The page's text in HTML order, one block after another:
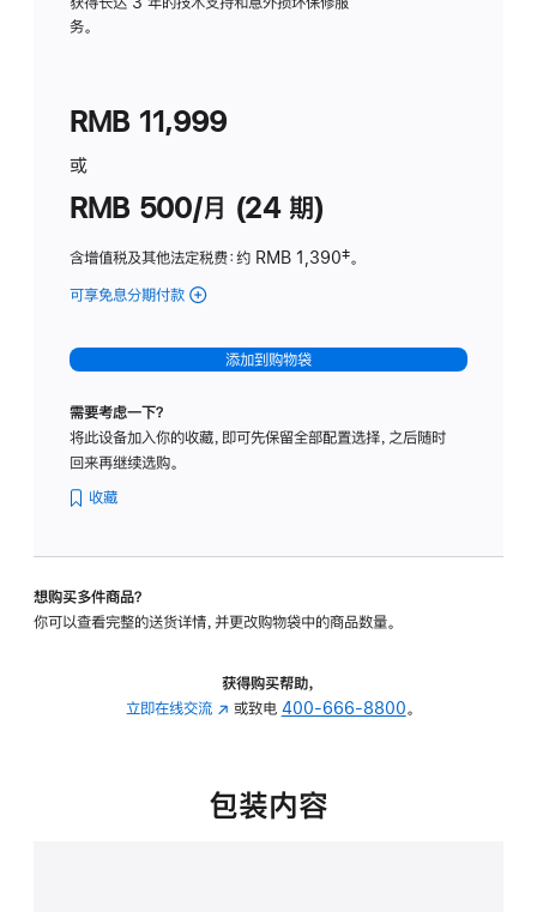
务。
RMB 11,999
或
RMB 500/月 (24 期)
含增值税及其他法定税费：约 RMB 1,390脚
‡。
可享免息分期付款 (Studio
-
标
璃
转
的
添加到购物袋
需要考虑一下？
将此设备加入你的收藏，即可先保留全部配置选择，之后随时
回来再继续选购。
收藏
想购买多件商品？
你可以查看完整的送货详情，并更改购物袋中的商品数量。
获得购买帮助，
立即在线交流 (在
中
或致电 400-666-8800。
包装内容